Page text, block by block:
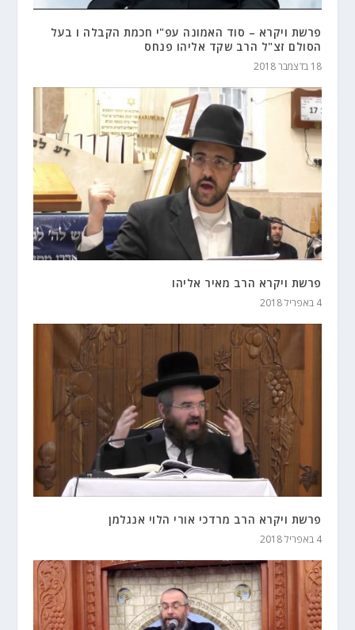
פרשת ויקרא – סוד האמונה עפ"י חכמת הקבלה ו בעל
הסולם זצ"ל הרב שקד אליהו פנחס
18 בדצמבר 2018
פרשת ויקרא הרב מאיר אליהו
4 באפריל 2018
פרשת ויקרא הרב מרדכי אורי הלוי אנגלמן
4 באפריל 2018